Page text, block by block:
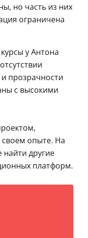
но часть из них
ограничена
у Антона
прозрачности
с высокими
своем опыте. На
другие
платформ.